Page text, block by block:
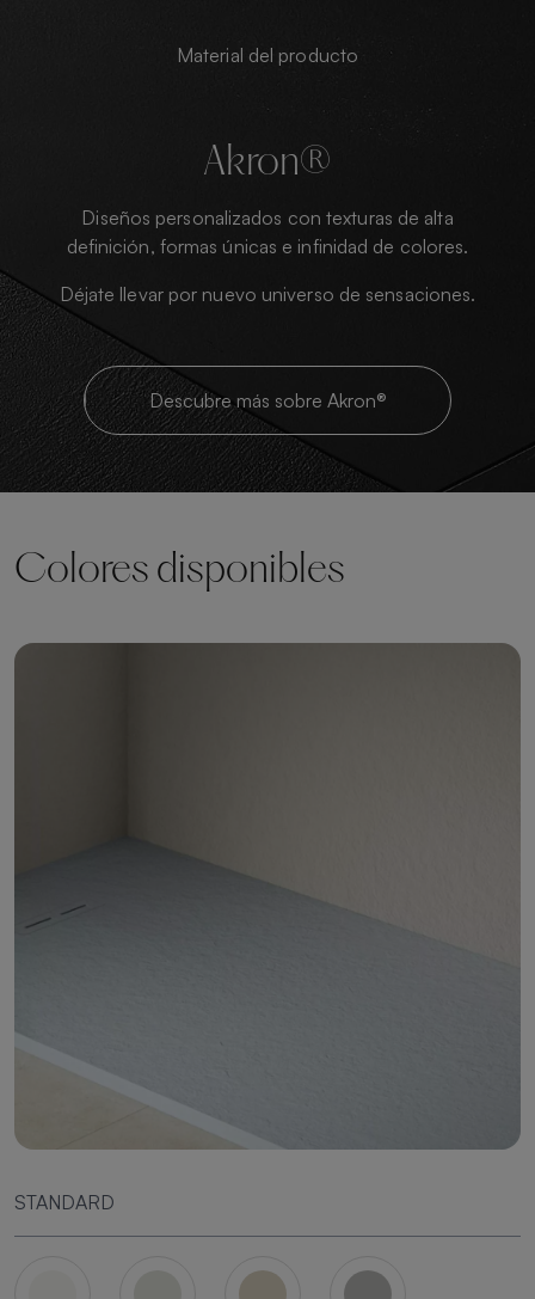
Material del producto
Akron®
Diseños personalizados con texturas de alta
definición, formas únicas e infinidad de colores.
Déjate llevar por nuevo universo de sensaciones.
Descubre más sobre Akron®
Colores disponibles
STANDARD